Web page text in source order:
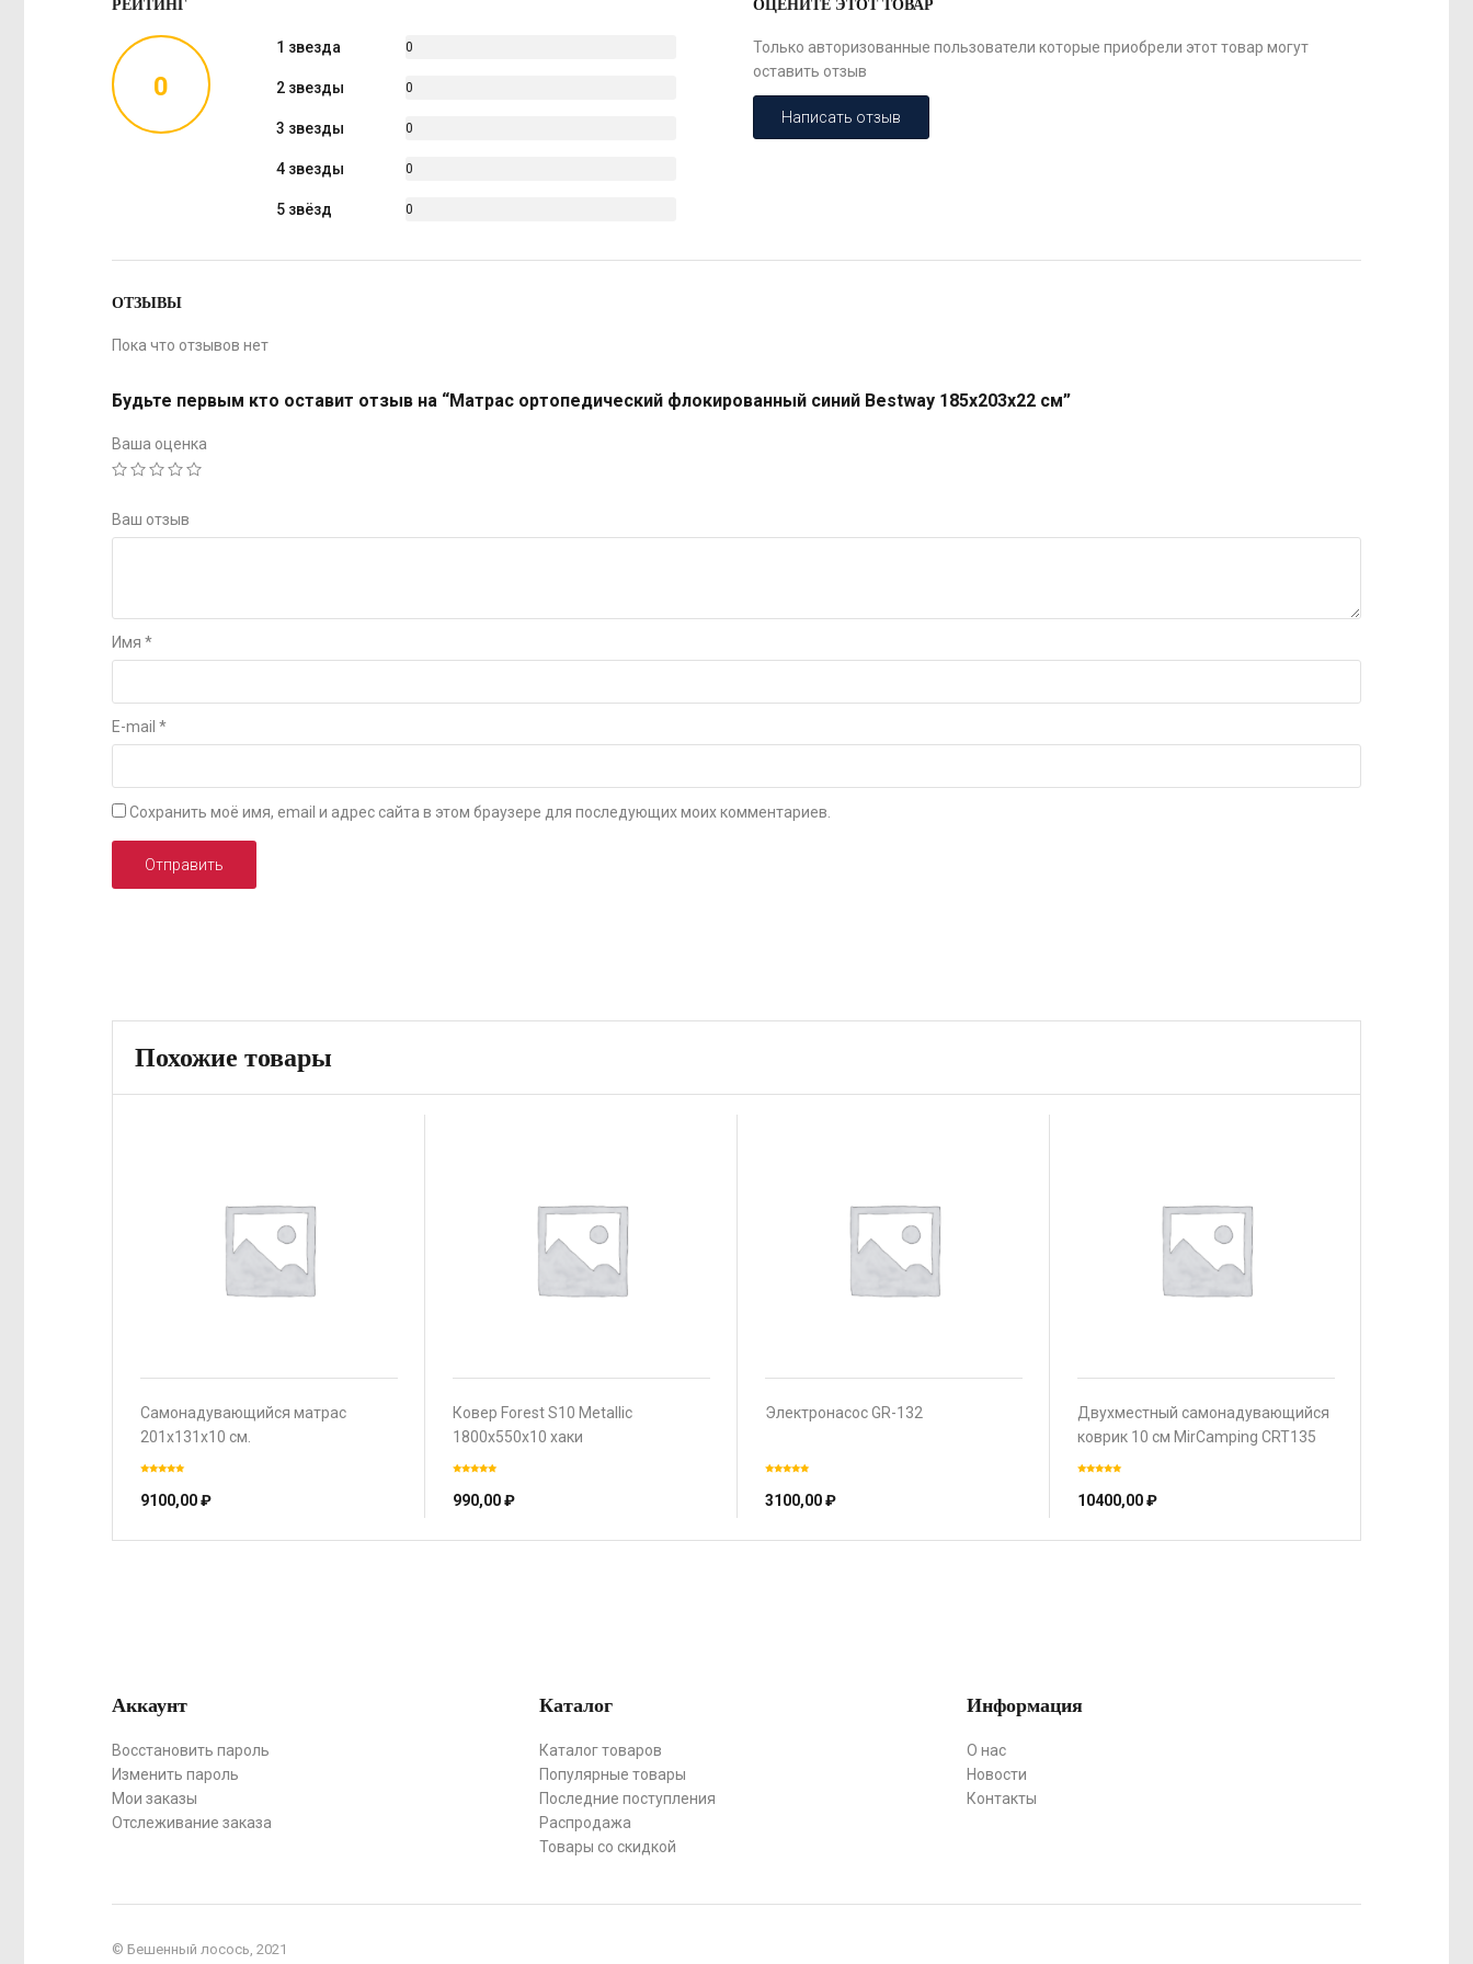
РЕЙТИНГ
0
1 звезда
0
2 звезды
0
3 звезды
0
4 звезды
0
5 звёзд
0
ОЦЕНИТЕ ЭТОТ ТОВАР
Только авторизованные пользователи которые приобрели этот товар могут
оставить отзыв
Написать отзыв
ОТЗЫВЫ
Пока что отзывов нет
Будьте первым кто оставит отзыв на “Матрас ортопедический флокированный синий Bestway 185х203х22 см”
Ваша оценка
Ваш отзыв
Имя *
E-mail *
Сохранить моё имя, email и адрес сайта в этом браузере для последующих моих комментариев.
Похожие товары
Самонадувающийся матрас
201х131х10 см.
9100,00₽
Ковер Forest S10 Metallic
1800х550х10 хаки
990,00₽
Электронасос GR-132
3100,00₽
Двухместный самонадувающийся
коврик 10 см MirCamping CRT135
195х135х10 см.
10400,00₽
Аккаунт
Восстановить пароль
Изменить пароль
Мои заказы
Отслеживание заказа
Каталог
Каталог товаров
Популярные товары
Последние поступления
Распродажа
Товары со скидкой
Информация
О нас
Новости
Контакты
© Бешенный лосось, 2021